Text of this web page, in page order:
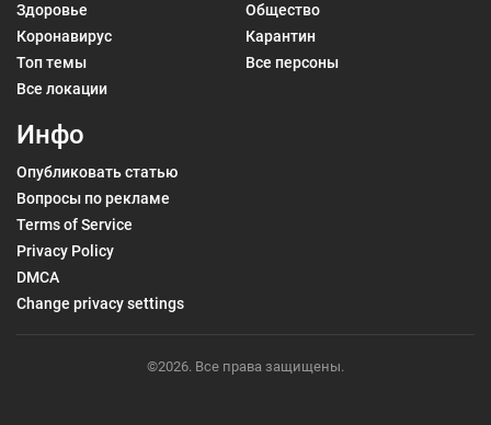
Здоровье
Общество
Коронавирус
Карантин
Топ темы
Все персоны
Все локации
Инфо
Опубликовать статью
Вопросы по рекламе
Terms of Service
Privacy Policy
DMCA
Change privacy settings
©2026. Все права защищены.